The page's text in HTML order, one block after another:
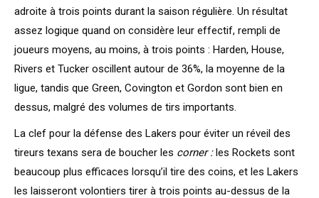
adroite à trois points durant la saison régulière. Un résultat
assez logique quand on considère leur effectif, rempli de
joueurs moyens, au moins, à trois points : Harden, House,
Rivers et Tucker oscillent autour de 36%, la moyenne de la
ligue, tandis que Green, Covington et Gordon sont bien en
dessus, malgré des volumes de tirs importants.
La clef pour la défense des Lakers pour éviter un réveil des
tireurs texans sera de boucher les corner :les Rockets sont
beaucoup plus efficaces lorsqu’il tire des coins, et les Lakers
les laisseront volontiers tirer à trois points au-dessus de la